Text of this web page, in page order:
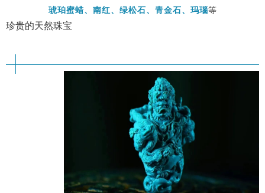
琥珀蜜蜡、南红、绿松石、青金石、玛瑙等
珍贵的天然珠宝